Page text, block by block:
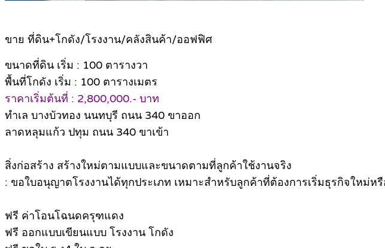
ขาย ที่ดิน+โกดัง/โรงงาน/คลังสินค้า/ออฟฟิศ
ขนาดที่ดิน เริ่ม : 100 ตารางวา
พื้นที่โกดัง เริ่ม : 100 ตารางเมตร
ราคาเริ่มต้นที่ : 2,800,000.- บาท
ทำเล บางบัวทอง นนทบุรี ถนน 340 ขาออก
ลาดหลุมแก้ว ปทุม ถนน 340 ขาเข้า
สิ่งก่อสร้าง สร้างใหม่ตามแบบและขนาดตามที่ลูกค้าใช้งานจริง
: ขอใบอนุญาตโรงงานได้ทุกประเภท เหมาะสำหรับลูกค้าที่ต้องการเริ่มธุรกิจใหม่ห
ฟรี ค่าโอนโฉนดครุฑแดง
ฟรี ออกแบบเขียนแบบ โรงงาน โกดัง